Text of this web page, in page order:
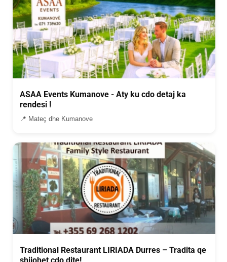
ASAA Events Kumanove - Aty ku cdo detaj ka
rendesi !
📍 Mateç dhe Kumanove
Traditional Restaurant LIRIADA Durres – Tradita qe
shijohet cdo dite!